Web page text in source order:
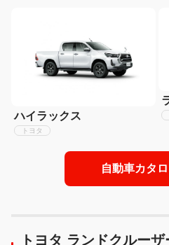
ハイラックス
トヨタ
自動車カタ
トヨタ ランドクルー